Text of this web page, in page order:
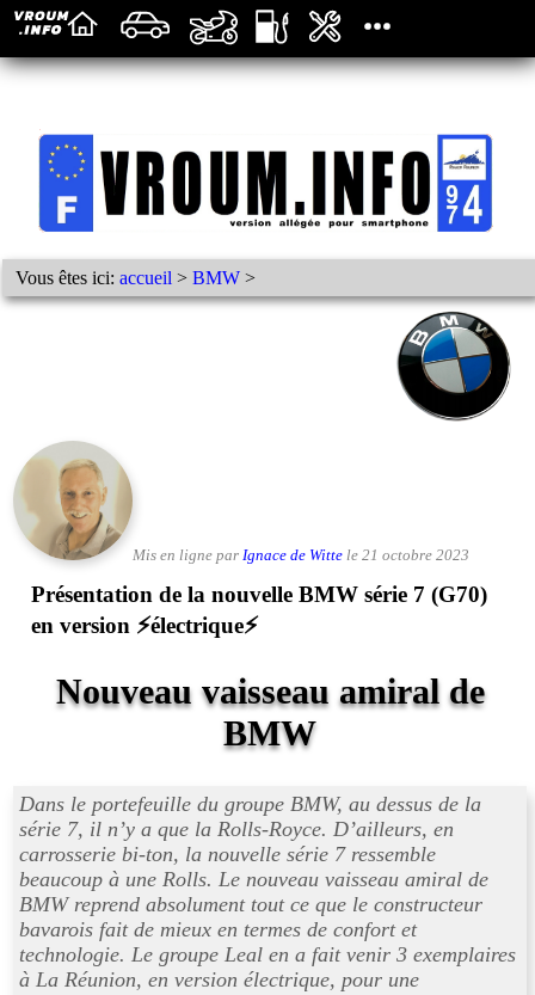
Vous êtes ici:accueil >BMW >
Mis en ligne par Ignace de Witte le 21 octobre 2023
Présentation de la nouvelle BMW série 7 (G70)
en version ⚡électrique⚡
Nouveau vaisseau amiral de
BMW
Dans le portefeuille du groupe BMW, au dessus de la
série 7, il n’y a que la Rolls-Royce. D’ailleurs, en
carrosserie bi-ton, la nouvelle série 7 ressemble
beaucoup à une Rolls. Le nouveau vaisseau amiral de
BMW reprend absolument tout ce que le constructeur
bavarois fait de mieux en termes de confort et
technologie. Le groupe Leal en a fait venir 3 exemplaires
à La Réunion, en version électrique, pour une